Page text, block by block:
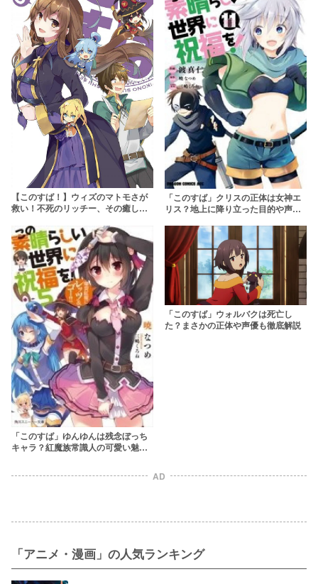
【このすば！】ウィズのマトモさが
救い！不死のリッチー、その癒し系
「このすば」クリスの正体は女神エ
リス？地上に降り立った目的や声優
「このすば」ゆんゆんは残念ぼっち
キャラ？紅魔族常識人の可愛い魅力
「このすば」ウォルバクは死亡し
た？まさかの正体や声優も徹底解説
AD
「アニメ・漫画」の人気ランキング